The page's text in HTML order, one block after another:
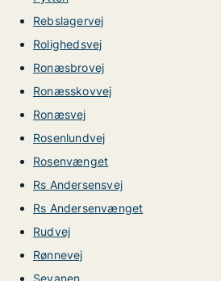
Rebslagervej
Rolighedsvej
Ronæsbrovej
Ronæsskovvej
Ronæsvej
Rosenlundvej
Rosenvænget
Rs Andersensvej
Rs Andersenvænget
Rudvej
Rønnevej
Sevanen